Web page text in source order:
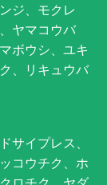
ジ、モクレ
ヤマコウバ
ボウシ、ユキ
、リキュウバ
サイプレス、
コウチク、ホ